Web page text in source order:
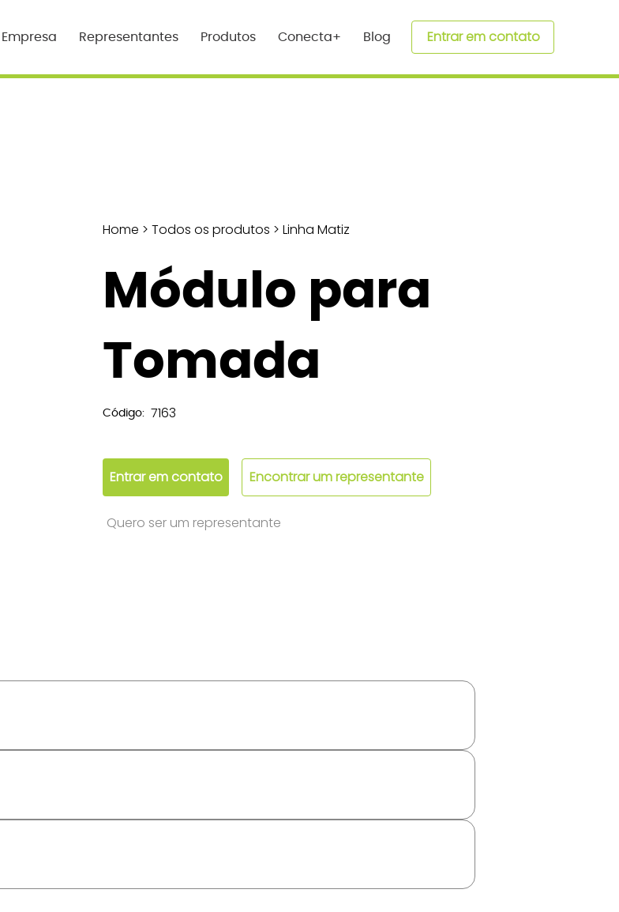
Empresa Representantes Produtos Conecta+ Blog Entrar em contato
Home > Todos os produtos > Linha Matiz
Módulo para
Tomada
Código: 7163
Entrar em contato Encontrar um representante
Quero ser um representante